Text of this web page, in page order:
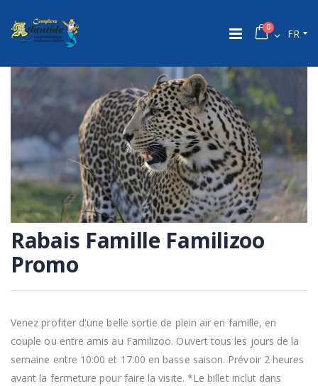
0 FR
Rabais Famille Familizoo
Promo
Venez profiter d'une belle sortie de plein air en famille, en
couple ou entre amis au Familizoo. Ouvert tous les jours de la
semaine entre 10:00 et 17:00 en basse saison. Prévoir 2 heures
avant la fermeture pour faire la visite. *Le billet inclut dans